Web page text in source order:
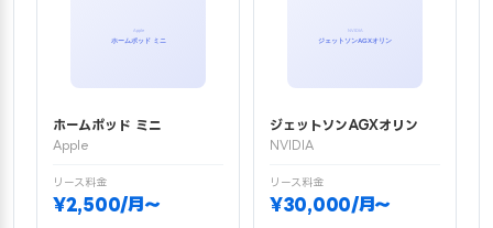
ホームポッド ミニ
Apple
リース料金
¥2,500/月〜
ジェットソンAGXオリン
NVIDIA
リース料金
¥30,000/月〜